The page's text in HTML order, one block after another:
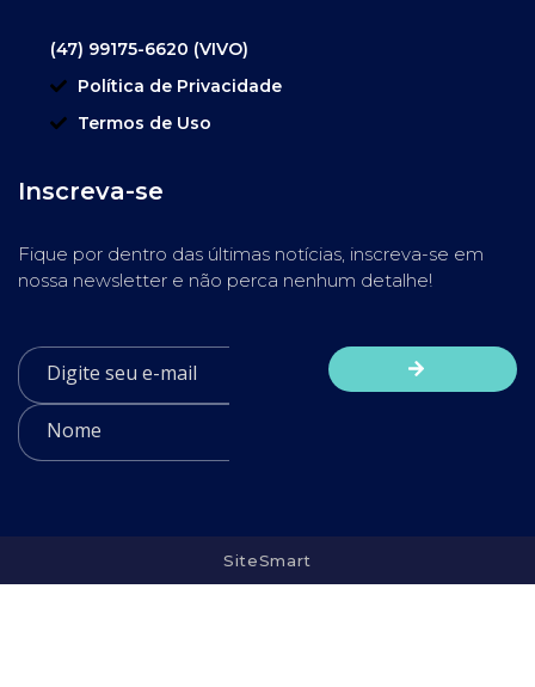
(47) 99175-6620 (VIVO)
Política de Privacidade
Termos de Uso
Inscreva-se
Fique por dentro das últimas notícias, inscreva-se em
nossa newsletter e não perca nenhum detalhe!
SiteSmart